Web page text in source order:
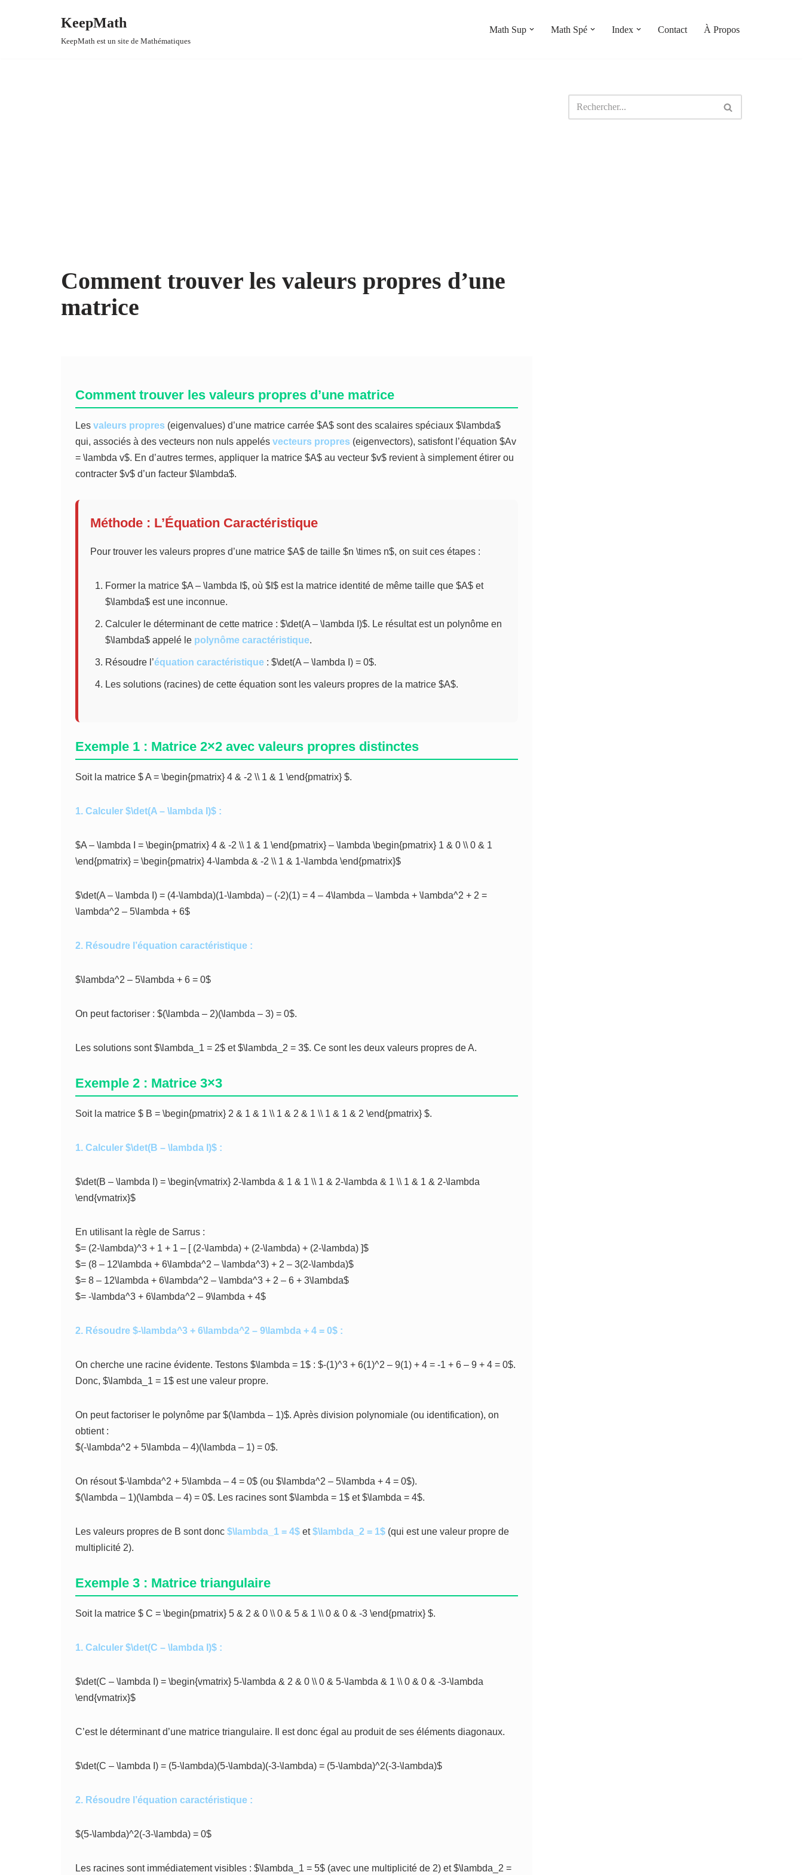
KeepMath
KeepMath est un site de Mathématiques
Math Sup Math Spé Index Contact À Propos
Comment trouver les valeurs propres d’une
matrice
Comment trouver les valeurs propres d’une matrice
Les valeurs propres (eigenvalues) d’une matrice carrée $A$ sont des scalaires spéciaux $\lambda$
qui, associés à des vecteurs non nuls appelés vecteurs propres (eigenvectors), satisfont l’équation $Av
= \lambda v$. En d’autres termes, appliquer la matrice $A$ au vecteur $v$ revient à simplement étirer ou
contracter $v$ d’un facteur $\lambda$.
Méthode : L’Équation Caractéristique
Pour trouver les valeurs propres d’une matrice $A$ de taille $n \times n$, on suit ces étapes :
Former la matrice $A – \lambda I$, où $I$ est la matrice identité de même taille que $A$ et
$\lambda$ est une inconnue.
Calculer le déterminant de cette matrice : $\det(A – \lambda I)$. Le résultat est un polynôme en
$\lambda$ appelé le polynôme caractéristique.
Résoudre l’équation caractéristique : $\det(A – \lambda I) = 0$.
Les solutions (racines) de cette équation sont les valeurs propres de la matrice $A$.
Exemple 1 : Matrice 2×2 avec valeurs propres distinctes
Soit la matrice $ A = \begin{pmatrix} 4 & -2 \\ 1 & 1 \end{pmatrix} $.
1. Calculer $\det(A – \lambda I)$ :
$A – \lambda I = \begin{pmatrix} 4 & -2 \\ 1 & 1 \end{pmatrix} – \lambda \begin{pmatrix} 1 & 0 \\ 0 & 1
\end{pmatrix} = \begin{pmatrix} 4-\lambda & -2 \\ 1 & 1-\lambda \end{pmatrix}$
$\det(A – \lambda I) = (4-\lambda)(1-\lambda) – (-2)(1) = 4 – 4\lambda – \lambda + \lambda^2 + 2 =
\lambda^2 – 5\lambda + 6$
2. Résoudre l’équation caractéristique :
$\lambda^2 – 5\lambda + 6 = 0$
On peut factoriser : $(\lambda – 2)(\lambda – 3) = 0$.
Les solutions sont $\lambda_1 = 2$ et $\lambda_2 = 3$. Ce sont les deux valeurs propres de A.
Exemple 2 : Matrice 3×3
Soit la matrice $ B = \begin{pmatrix} 2 & 1 & 1 \\ 1 & 2 & 1 \\ 1 & 1 & 2 \end{pmatrix} $.
1. Calculer $\det(B – \lambda I)$ :
$\det(B – \lambda I) = \begin{vmatrix} 2-\lambda & 1 & 1 \\ 1 & 2-\lambda & 1 \\ 1 & 1 & 2-\lambda
\end{vmatrix}$
En utilisant la règle de Sarrus :
$= (2-\lambda)^3 + 1 + 1 – [ (2-\lambda) + (2-\lambda) + (2-\lambda) ]$
$= (8 – 12\lambda + 6\lambda^2 – \lambda^3) + 2 – 3(2-\lambda)$
$= 8 – 12\lambda + 6\lambda^2 – \lambda^3 + 2 – 6 + 3\lambda$
$= -\lambda^3 + 6\lambda^2 – 9\lambda + 4$
2. Résoudre $-\lambda^3 + 6\lambda^2 – 9\lambda + 4 = 0$ :
On cherche une racine évidente. Testons $\lambda = 1$ : $-(1)^3 + 6(1)^2 – 9(1) + 4 = -1 + 6 – 9 + 4 = 0$.
Donc, $\lambda_1 = 1$ est une valeur propre.
On peut factoriser le polynôme par $(\lambda – 1)$. Après division polynomiale (ou identification), on
obtient :
$(-\lambda^2 + 5\lambda – 4)(\lambda – 1) = 0$.
On résout $-\lambda^2 + 5\lambda – 4 = 0$ (ou $\lambda^2 – 5\lambda + 4 = 0$).
$(\lambda – 1)(\lambda – 4) = 0$. Les racines sont $\lambda = 1$ et $\lambda = 4$.
Les valeurs propres de B sont donc $\lambda_1 = 4$ et$\lambda_2 = 1$ (qui est une valeur propre de
multiplicité 2).
Exemple 3 : Matrice triangulaire
Soit la matrice $ C = \begin{pmatrix} 5 & 2 & 0 \\ 0 & 5 & 1 \\ 0 & 0 & -3 \end{pmatrix} $.
1. Calculer $\det(C – \lambda I)$ :
$\det(C – \lambda I) = \begin{vmatrix} 5-\lambda & 2 & 0 \\ 0 & 5-\lambda & 1 \\ 0 & 0 & -3-\lambda
\end{vmatrix}$
C’est le déterminant d’une matrice triangulaire. Il est donc égal au produit de ses éléments diagonaux.
$\det(C – \lambda I) = (5-\lambda)(5-\lambda)(-3-\lambda) = (5-\lambda)^2(-3-\lambda)$
2. Résoudre l’équation caractéristique :
$(5-\lambda)^2(-3-\lambda) = 0$
Les racines sont immédiatement visibles : $\lambda_1 = 5$ (avec une multiplicité de 2) et $\lambda_2 =